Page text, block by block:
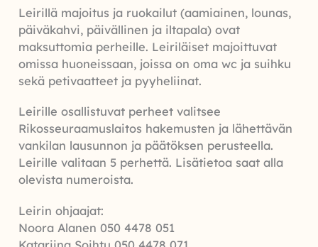
Leirillä majoitus ja ruokailut (aamiainen, lounas,
päiväkahvi, päivällinen ja iltapala) ovat
maksuttomia perheille. Leiriläiset majoittuvat
omissa huoneissaan, joissa on oma wc ja suihku
sekä petivaatteet ja pyyheliinat.
Leirille osallistuvat perheet valitsee
Rikosseuraamuslaitos hakemusten ja lähettävän
vankilan lausunnon ja päätöksen perusteella.
Leirille valitaan 5 perhettä. Lisätietoa saat alla
olevista numeroista.
Leirin ohjaajat:
Noora Alanen 050 4478 051